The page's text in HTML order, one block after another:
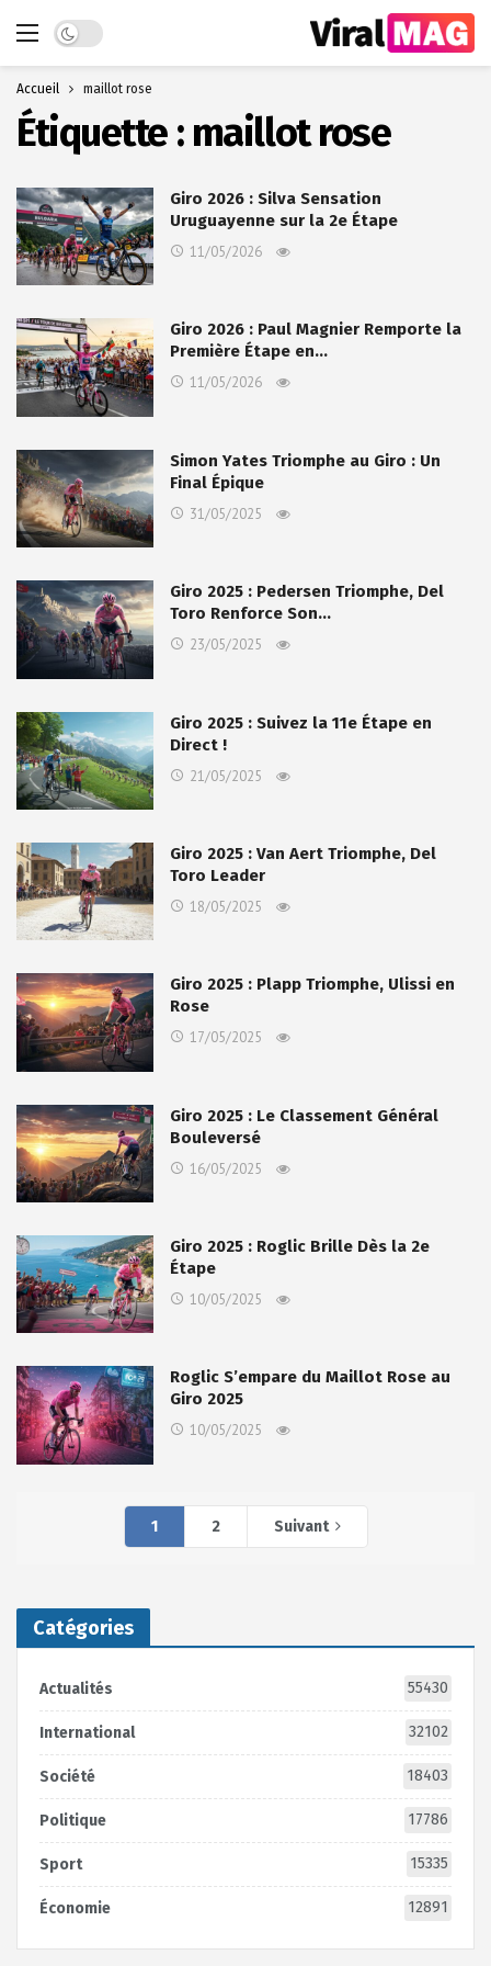
Dark mode
Accueil maillot rose
Étiquette : maillot rose
Giro 2026 : Silva Sensation
Uruguayenne sur la 2e Étape
11/05/2026
Giro 2026 : Paul Magnier Remporte la
Première Étape en…
11/05/2026
Simon Yates Triomphe au Giro : Un
Final Épique
31/05/2025
Giro 2025 : Pedersen Triomphe, Del
Toro Renforce Son…
23/05/2025
Giro 2025 : Suivez la 11e Étape en
Direct !
21/05/2025
Giro 2025 : Van Aert Triomphe, Del
Toro Leader
18/05/2025
Giro 2025 : Plapp Triomphe, Ulissi en
Rose
17/05/2025
Giro 2025 : Le Classement Général
Bouleversé
16/05/2025
Giro 2025 : Roglic Brille Dès la 2e
Étape
10/05/2025
Roglic S’empare du Maillot Rose au
Giro 2025
10/05/2025
1 2 Suivant
Catégories
Actualités 55430
International 32102
Société 18403
Politique 17786
Sport 15335
Économie 12891